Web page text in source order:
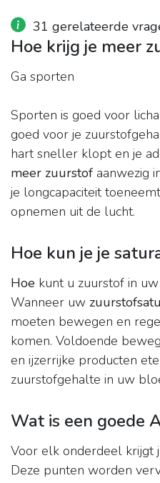
31 gerelateerde
Hoe krijg je meer
Ga sporten
Sporten is goed voor
goed voor je
hart sneller klopt en je
meer zuurstof aanwezig
je longcapaciteit
opnemen uit de lucht.
Hoe kun je je
Hoe kunt u zuurstof in
Wanneer uw
moeten bewegen en
komen. Voldoende
en ijzerrijke producten
zuurstofgehalte in uw
Wat is een goede
Voor elk onderdeel krijgt
Deze punten worden